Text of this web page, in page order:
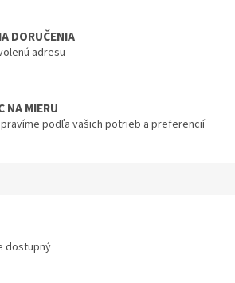
DORUČENIA
adresu
NA MIERU
podľa vašich potrieb a preferencií
dostupný